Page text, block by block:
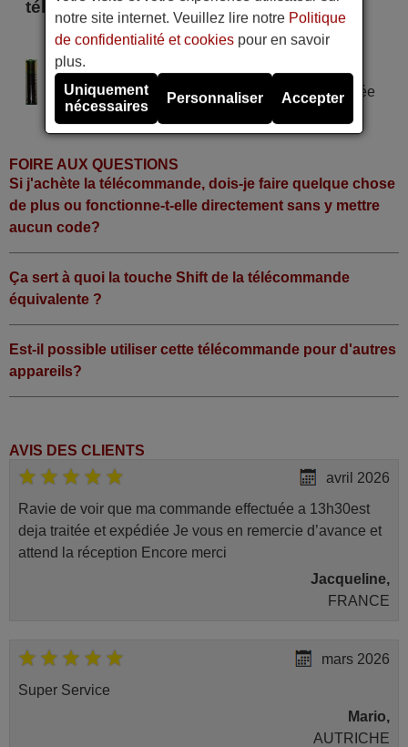
télécommande
Gronic 28 M 299 T
Alimentation : 2 piles type AAA
Pile alcaline type AAA LR06 tension 1,5 V utilisée
dans la grande majorité de télécommandes.
FOIRE AUX QUESTIONS
Si j'achète la télécommande, dois-je faire quelque chose
de plus ou fonctionne-t-elle directement sans y mettre
aucun code?
Ça sert à quoi la touche Shift de la télécommande
équivalente ?
Est-il possible utiliser cette télécommande pour d'autres
appareils?
AVIS DES CLIENTS
avril 2026
Ravie de voir que ma commande effectuée a 13h30est
deja traitée et expédiée Je vous en remercie d’avance et
attend la réception Encore merci
Jacqueline,
FRANCE
mars 2026
Super Service
Mario,
AUTRICHE
notre site internet. Veuillez lire notre Politique
de confidentialité et cookies pour en savoir
plus.
Uniquement
nécessaires
Personnaliser Accepter